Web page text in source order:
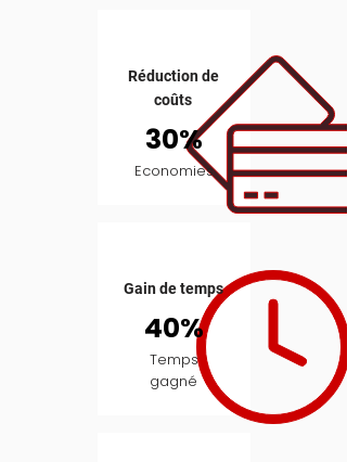
Réduction de
coûts
30%
Economies
Gain de temps
40%
Temps
gagné